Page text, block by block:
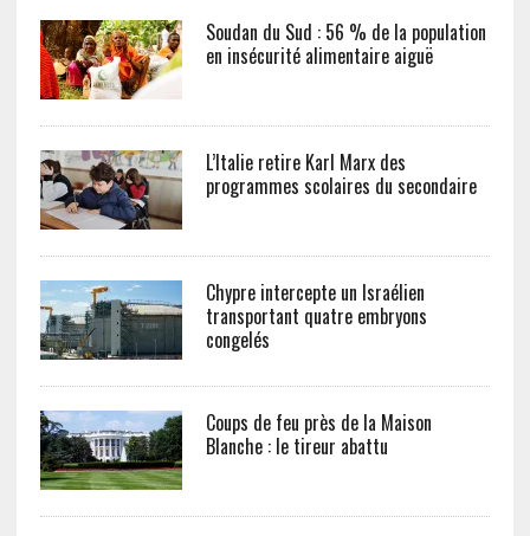
Soudan du Sud : 56 % de la population
en insécurité alimentaire aiguë
L’Italie retire Karl Marx des
programmes scolaires du secondaire
Chypre intercepte un Israélien
transportant quatre embryons
congelés
Coups de feu près de la Maison
Blanche : le tireur abattu